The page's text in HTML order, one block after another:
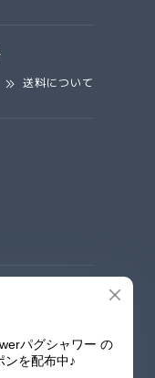
送料について